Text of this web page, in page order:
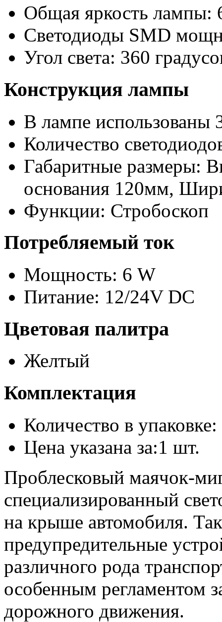
Общая яркость лампы:
Светодиоды SMD
Угол света: 360
Конструкция лампы
В лампе использованы
Количество
Габаритные размеры:
основания 120мм,
Функции: Стробоскоп
Потребляемый ток
Мощность: 6 W
Питание: 12/24V DC
Цветовая палитра
Желтый
Комплектация
Количество в
Цена указана за:1 шт.
Проблесковый маячок-
специализированный
на крыше автомобиля.
предупредительные
различного рода
особенным регламентом
дорожного движения.